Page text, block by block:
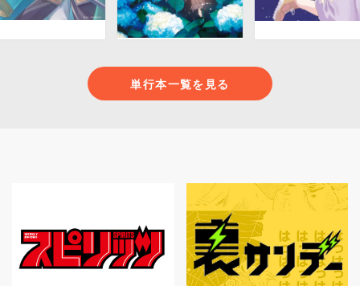
単行本一覧を見る